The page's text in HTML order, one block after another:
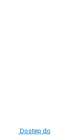
Dostęp do